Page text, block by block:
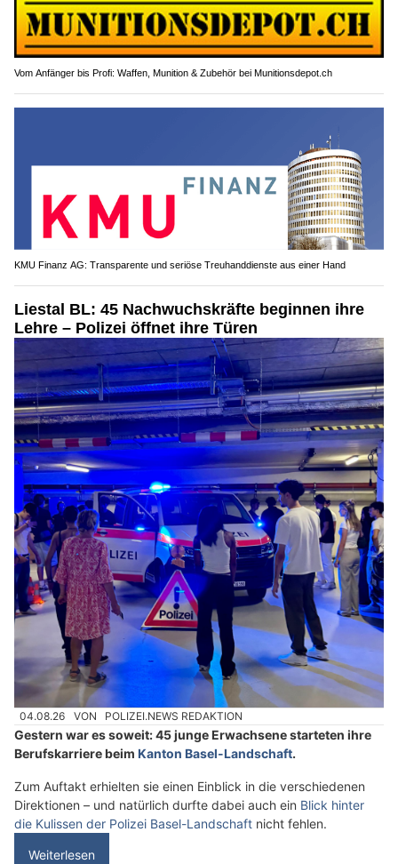
Vom Anfänger bis Profi: Waffen, Munition & Zubehör bei Munitionsdepot.ch
KMU Finanz AG: Transparente und seriöse Treuhanddienste aus einer Hand
Liestal BL: 45 Nachwuchskräfte beginnen ihre
Lehre – Polizei öffnet ihre Türen
04.08.26 VON POLIZEI.NEWS REDAKTION
Gestern war es soweit: 45 junge Erwachsene starteten ihre
Berufskarriere beim Kanton Basel-Landschaft.
Zum Auftakt erhielten sie einen Einblick in die verschiedenen
Direktionen – und natürlich durfte dabei auch ein Blick hinter
die Kulissen der Polizei Basel-Landschaft nicht fehlen.
Weiterlesen